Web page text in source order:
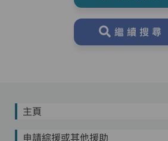
繼續搜尋
主頁
申請綜援或其他援助